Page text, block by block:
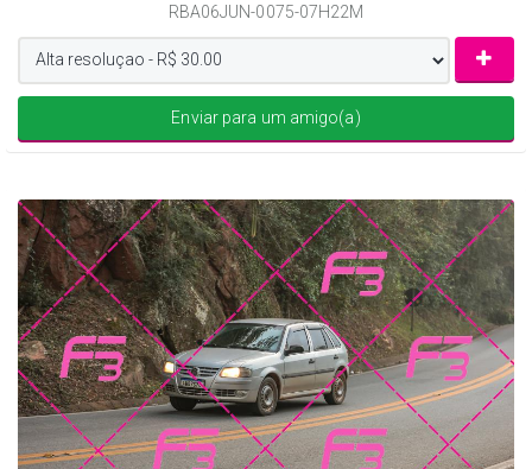
RBA06JUN-0075-07H22M
Enviar para um amigo(a)